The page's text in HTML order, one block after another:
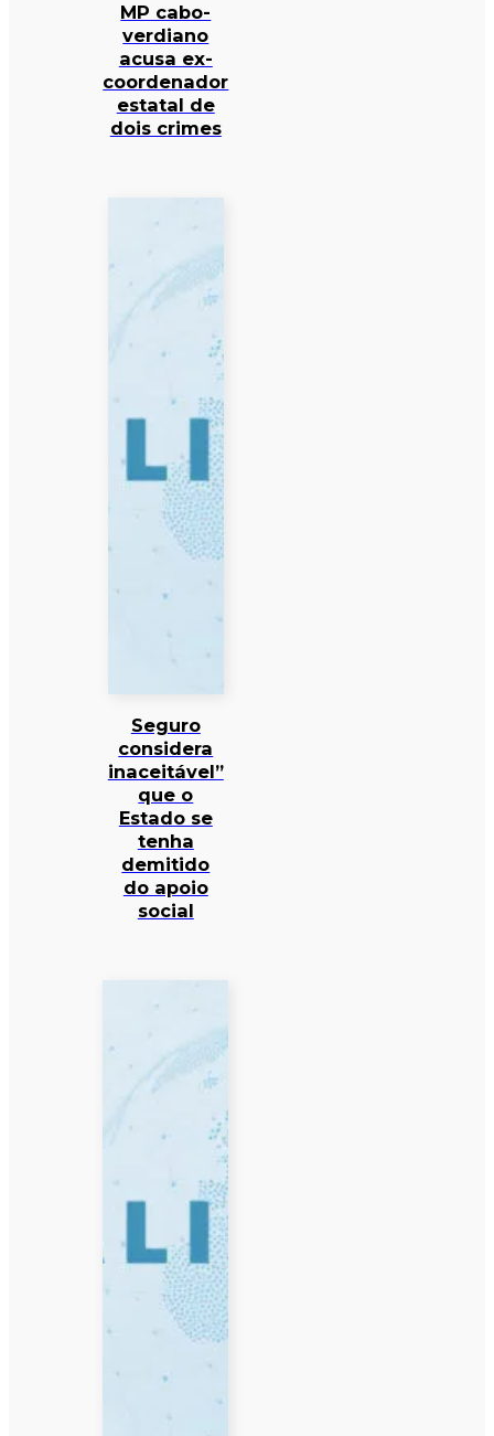
MP cabo-
verdiano
acusa ex-
coordenador
estatal de
dois crimes
Seguro
considera
inaceitável”
que o
Estado se
tenha
demitido
do apoio
social